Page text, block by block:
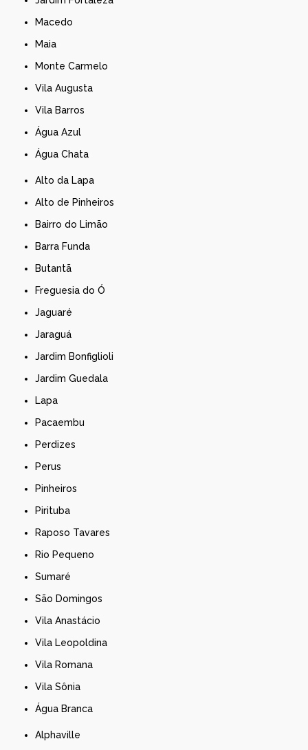
Macedo
Maia
Monte Carmelo
Vila Augusta
Vila Barros
Água Azul
Água Chata
Alto da Lapa
Alto de Pinheiros
Bairro do Limão
Barra Funda
Butantã
Freguesia do Ó
Jaguaré
Jaraguá
Jardim Bonfiglioli
Jardim Guedala
Lapa
Pacaembu
Perdizes
Perus
Pinheiros
Pirituba
Raposo Tavares
Rio Pequeno
Sumaré
São Domingos
Vila Anastácio
Vila Leopoldina
Vila Romana
Vila Sônia
Água Branca
Alphaville